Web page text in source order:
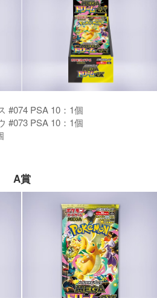
#074 PSA 10：1個
#073 PSA 10：1個
A賞